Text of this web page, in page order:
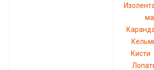
Кисти